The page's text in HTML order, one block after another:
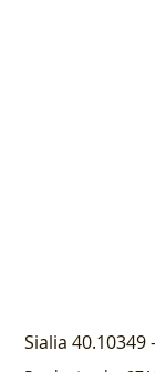
Sialia 40.10349